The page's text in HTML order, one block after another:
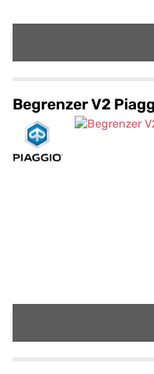
Begrenzer V2